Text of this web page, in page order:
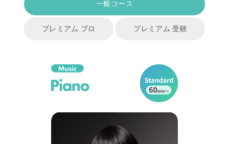
一般コース
プレミアム プロ プレミアム 受験